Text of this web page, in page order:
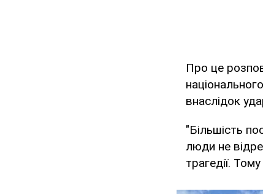
Про це
внаслідок
"Більшість
люди не
трагедії.